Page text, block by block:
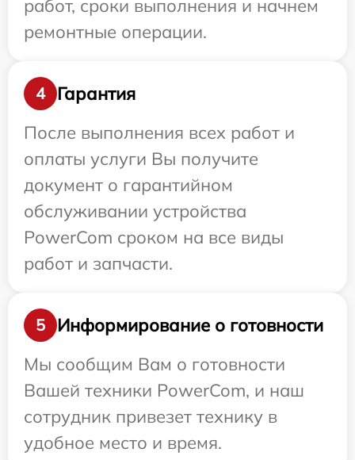
работ, сроки выполнения и начнем
ремонтные операции.
4
Гарантия
После выполнения всех работ и
оплаты услуги Вы получите
документ о гарантийном
обслуживании устройства
PowerCom сроком на все виды
работ и запчасти.
5
Информирование о готовности
Мы сообщим Вам о готовности
Вашей техники PowerCom, и наш
сотрудник привезет технику в
удобное место и время.